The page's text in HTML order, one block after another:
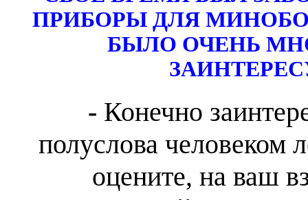
ПРИБОРЫ ДЛЯ
БЫЛО ОЧЕНЬ
- Конечно
полуслова человеком
оцените, на ваш